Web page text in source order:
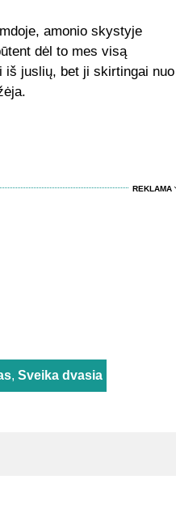
amonio skystyje
dėl to mes visą
iš juslių, bet ji skirtingai nuo
REKLAMA
, Sveika dvasia